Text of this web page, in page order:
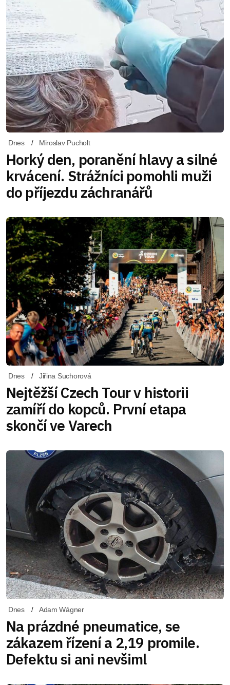
Dnes Miroslav Pucholt
Horký den, poranění hlavy a silné
krvácení. Strážníci pomohli muži
do příjezdu záchranářů
Dnes Jiřina Suchorová
Nejtěžší Czech Tour v historii
zamíří do kopců. První etapa
skončí ve Varech
Dnes Adam Wágner
Na prázdné pneumatice, se
zákazem řízení a 2,19 promile.
Defektu si ani nevšiml